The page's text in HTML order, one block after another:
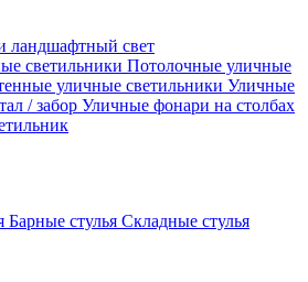
ландшафтный свет
светильники Потолочные уличные
уличные светильники Уличные
/ забор Уличные фонари на столбах
Барные стулья Складные стулья